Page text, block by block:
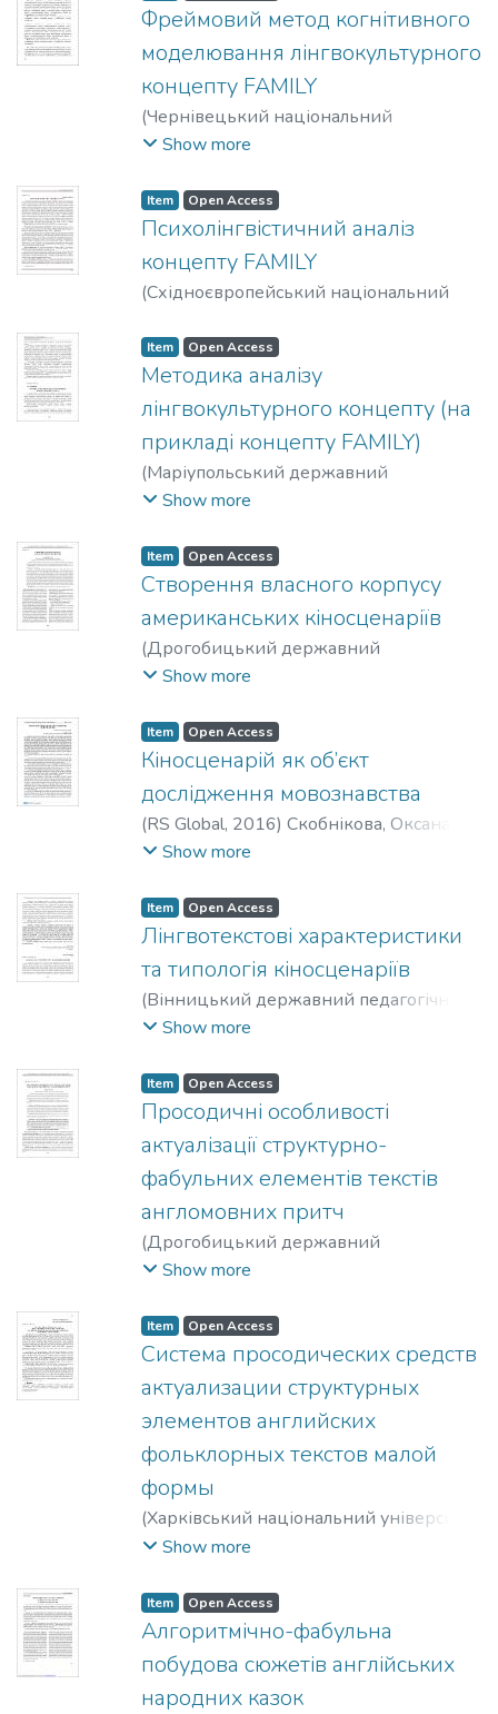
Фреймовий метод когнітивного
моделювання лінгвокультурного
концепту FAMILY
(Чернівецький національний
університет імені Юрія Федьковича
Володимирівна
Show more
Item Open Access
Психолінгвістичний аналіз
концепту FAMILY
(Східноєвропейський національний
Скобнікова, Оксана Володимирівна
Item Open Access
Методика аналізу
лінгвокультурного концепту (на
прикладі концепту FAMILY)
(Маріупольський державний
університет,2018
Show more
Item Open Access
Створення власного корпусу
американських кіносценаріїв
(Дрогобицький державний
педагогічний університет імені Івана
Володимирівна
Show more
Item Open Access
Кіносценарій як об’єкт
дослідження мовознавства
(RS Global, 2016) Скобнікова, Оксана
Володимирівна
Show more
Item Open Access
Лінгвотекстові характеристики
та типологія кіносценаріїв
(Вінницький державний педагогічний
університет імені Михайла
2016)Скобнікова, Оксана
Володимирівна
Show more
Item Open Access
Просодичні особливості
актуалізації структурно-
фабульних елементів текстів
англомовних притч
(Дрогобицький державний
педагогічний університет імені Івана
Іванівна
Show more
Item Open Access
Система просодических средств
актуализации структурных
элементов английских
фольклорных текстов малой
формы
(Харківський національний університет
імені В.Н. Каразіна
Show more
Item Open Access
Алгоритмічно-фабульна
побудова сюжетів англійських
народних казок